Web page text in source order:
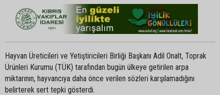
Hayvan Üreticileri ve Yetiştiricileri Birliği Başkanı Adil Onalt, Toprak
Ürünleri Kurumu (TÜK) tarafından bugün ülkeye getirilen arpa
miktarının, hayvancıya daha önce verilen sözleri karşılamadığını
belirterek sert tepki gösterdi.